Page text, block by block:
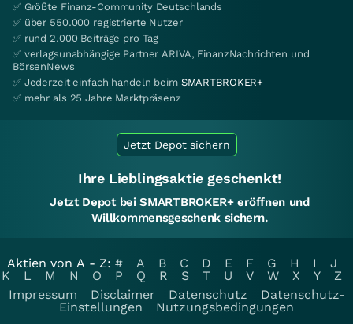
✅ Größte Finanz-Community Deutschlands
✅ über 550.000 registrierte Nutzer
✅ rund 2.000 Beiträge pro Tag
✅ verlagsunabhängige Partner ARIVA, FinanzNachrichten und
BörsenNews
✅ Jederzeit einfach handeln beim SMARTBROKER+
✅ mehr als 25 Jahre Marktpräsenz
Jetzt Depot sichern
Ihre Lieblingsaktie geschenkt!
Jetzt Depot bei SMARTBROKER+ eröffnen und
Willkommensgeschenk sichern.
Aktien von A - Z: # A B C D E F G H I
J
K
L M N O P Q R S T U V W X Y
Z
Impressum
Disclaimer Datenschutz
Datenschutz-
Einstellungen
Nutzungsbedingungen